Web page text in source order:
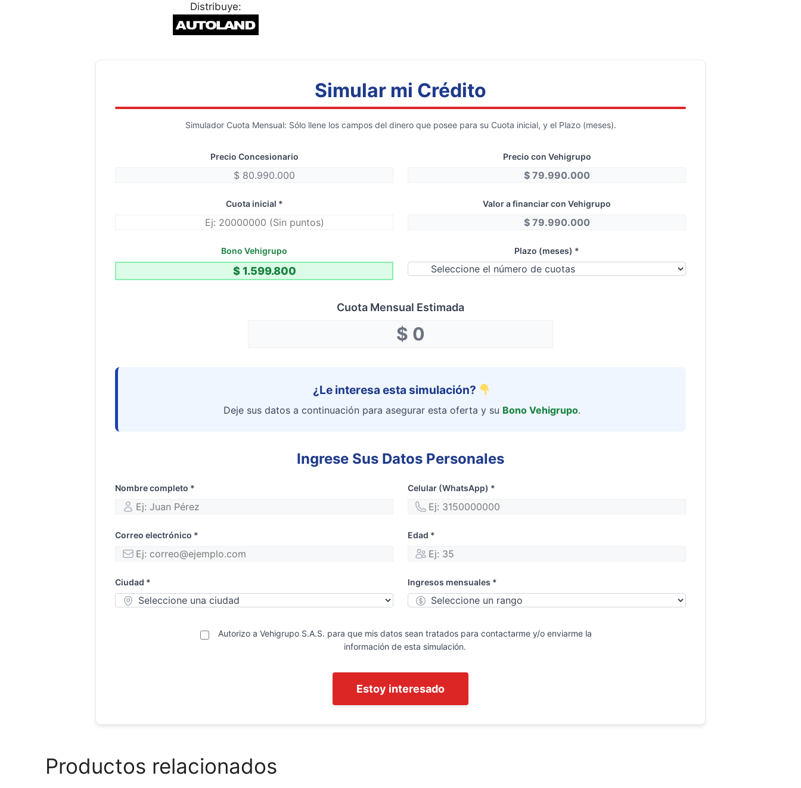
Distribuye:
Simular mi Crédito
Simulador Cuota Mensual: Sólo llene los campos del dinero que posee para su Cuota inicial, y el Plazo (meses).
Precio Concesionario Precio con Vehigrupo
Cuota inicial * Valor a financiar con Vehigrupo
Bono Vehigrupo Plazo (meses) *
Cuota Mensual Estimada
¿Le interesa esta simulación?
Deje sus datos a continuación para asegurar esta oferta y su Bono Vehigrupo.
Ingrese Sus Datos Personales
Nombre completo * Celular (WhatsApp) *
Correo electrónico * Edad *
Ciudad * Ingresos mensuales *
Autorizo a Vehigrupo S.A.S. para que mis datos sean tratados para contactarme y/o enviarme la
información de esta simulación.
Estoy interesado
Productos relacionados